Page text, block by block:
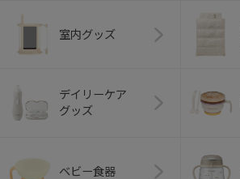
室内グッズ
デイリーケア
グッズ
ベビー食器